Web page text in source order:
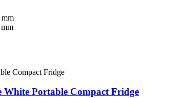
Portable Compact Fridge